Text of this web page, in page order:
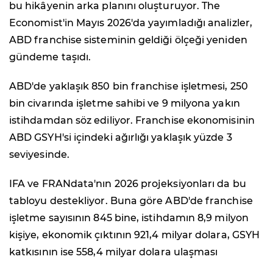
bu hikâyenin arka planını oluşturuyor. The
Economist'in Mayıs 2026'da yayımladığı analizler,
ABD franchise sisteminin geldiği ölçeği yeniden
gündeme taşıdı.
ABD'de yaklaşık 850 bin franchise işletmesi, 250
bin civarında işletme sahibi ve 9 milyona yakın
istihdamdan söz ediliyor. Franchise ekonomisinin
ABD GSYH'si içindeki ağırlığı yaklaşık yüzde 3
seviyesinde.
IFA ve FRANdata'nın 2026 projeksiyonları da bu
tabloyu destekliyor. Buna göre ABD'de franchise
işletme sayısının 845 bine, istihdamın 8,9 milyon
kişiye, ekonomik çıktının 921,4 milyar dolara, GSYH
katkısının ise 558,4 milyar dolara ulaşması